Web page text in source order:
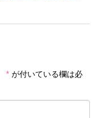
* が付いている欄は必